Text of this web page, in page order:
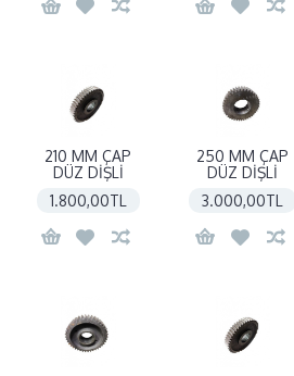
210 MM ÇAP
DÜZ DİŞLİ
1.800,00TL
250 MM ÇAP
DÜZ DİŞLİ
3.000,00TL